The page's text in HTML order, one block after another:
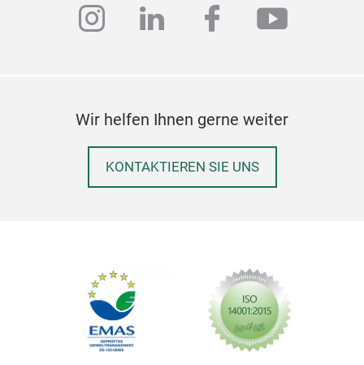
instagram
linkedinfacebook
Wir helfen Ihnen gerne weiter
KONTAKTIEREN SIE UNS